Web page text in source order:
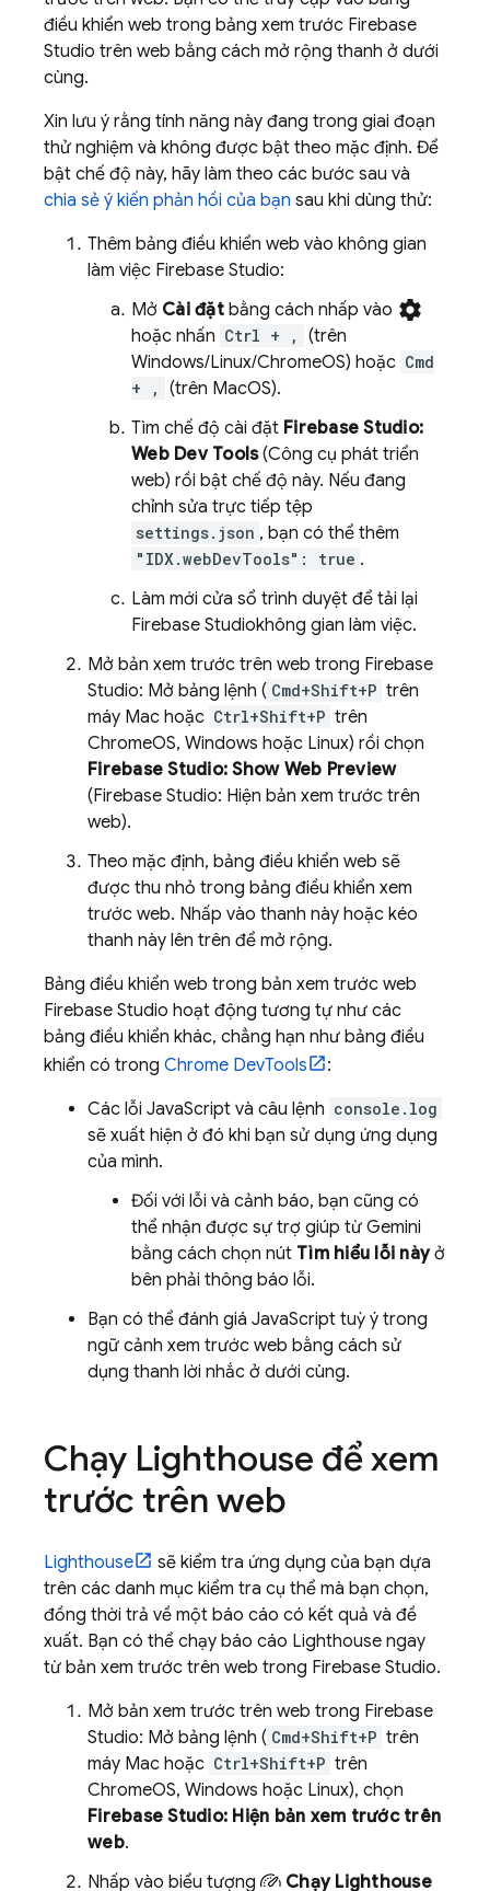
điều khiển web trong bảng xem trước Firebase
Studio trên web bằng cách mở rộng thanh ở dưới
cùng.
Xin lưu ý rằng tính năng này đang trong giai đoạn
thử nghiệm và không được bật theo mặc định. Để
bật chế độ này, hãy làm theo các bước sau và
chia sẻ ý kiến phản hồi của bạn sau khi dùng thử:
Thêm bảng điều khiển web vào không gian
làm việc Firebase Studio:
Mở Cài đặtbằng cách nhấp vào settings
hoặc nhấn Ctrl + ,
(trên
Windows/Linux/ChromeOS) hoặc Cmd
+ ,
(trên MacOS).
Tìm chế độ cài đặt Firebase Studio:
Web Dev Tools(Công cụ phát triển
web) rồi bật chế độ này. Nếu đang
chỉnh sửa trực tiếp tệp
settings.json , bạn có thể thêm
"IDX.webDevTools": true .
Làm mới cửa sổ trình duyệt để tải lại
Firebase Studiokhông gian làm việc.
Mở bản xem trước trên web trong Firebase
Studio: Mở bảng lệnh ( Cmd+Shift+P trên
máy Mac hoặc Ctrl+Shift+P trên
ChromeOS, Windows hoặc Linux) rồi chọn
Firebase Studio: Show Web Preview
(Firebase Studio: Hiện bản xem trước trên
web).
Theo mặc định, bảng điều khiển web sẽ
được thu nhỏ trong bảng điều khiển xem
trước web. Nhấp vào thanh này hoặc kéo
thanh này lên trên để mở rộng.
Bảng điều khiển web trong bản xem trước web
Firebase Studio hoạt động tương tự như các
bảng điều khiển khác, chẳng hạn như bảng điều
khiển có trong Chrome DevTools
:
Các lỗi JavaScript và câu lệnh console.log
sẽ xuất hiện ở đó khi bạn sử dụng ứng dụng
của mình.
Đối với lỗi và cảnh báo, bạn cũng có
thể nhận được sự trợ giúp từ Gemini
bằng cách chọn nút Tìm hiểu lỗi nàyở
bên phải thông báo lỗi.
Bạn có thể đánh giá JavaScript tuỳ ý trong
ngữ cảnh xem trước web bằng cách sử
dụng thanh lời nhắc ở dưới cùng.
Chạy Lighthouse để xem
trước trên web
Lighthouse
sẽ kiểm tra ứng dụng của bạn dựa
trên các danh mục kiểm tra cụ thể mà bạn chọn,
đồng thời trả về một báo cáo có kết quả và đề
xuất. Bạn có thể chạy báo cáo Lighthouse ngay
từ bản xem trước trên web trong Firebase Studio.
Mở bản xem trước trên web trong Firebase
Studio: Mở bảng lệnh ( Cmd+Shift+P trên
máy Mac hoặc Ctrl+Shift+P trên
ChromeOS, Windows hoặc Linux), chọn
Firebase Studio: Hiện bản xem trước trên
web.
Nhấp vào biểu tượng
Chạy Lighthouse